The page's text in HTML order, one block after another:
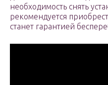
необходимость снять
рекомендуется
станет гарантией